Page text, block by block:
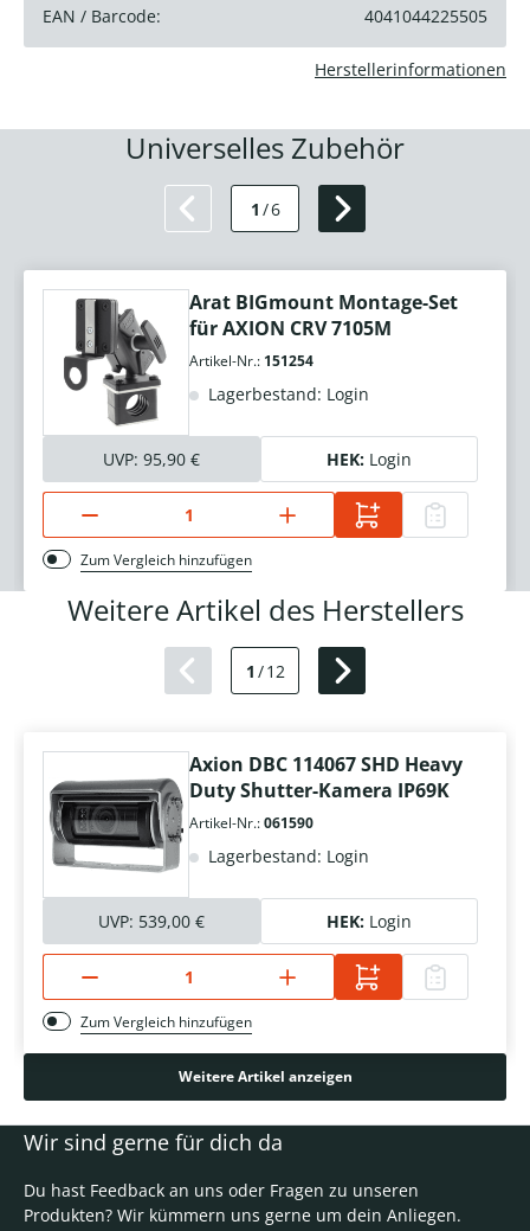
EAN / Barcode:
4041044225505
Herstellerinformationen
Universelles Zubehör
1 /6
Arat BIGmount Montage-Set
für AXION CRV 7105M
Artikel-Nr.: 151254
Lagerbestand: Login
UVP: 95,90 € HEK: Login
Zum Vergleich hinzufügen
Weitere Artikel des Herstellers
1 /12
Axion DBC 114067 SHD Heavy
Duty Shutter-Kamera IP69K
Artikel-Nr.:061590
Lagerbestand: Login
UVP: 539,00 € HEK: Login
Zum Vergleich hinzufügen
Weitere Artikel anzeigen
Wir sind gerne für dich da
Du hast Feedback an uns oder Fragen zu unseren
Produkten? Wir kümmern uns gerne um dein Anliegen.